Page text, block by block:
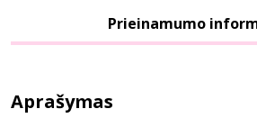
Prieinamumo
Aprašymas